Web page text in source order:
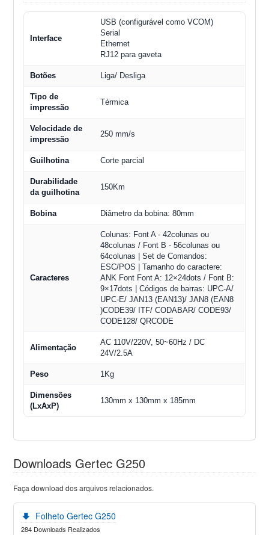
Interface
USB (configurável como VCOM)
Serial
Ethernet
RJ12 para gaveta
Botões Liga/ Desliga
Tipo de
impressão
Térmica
Velocidade de
impressão
250 mm/s
Guilhotina Corte parcial
Durabilidade
da guilhotina
150Km
Bobina Diâmetro da bobina: 80mm
Caracteres
Colunas: Font A - 42colunas ou
48colunas / Font B - 56colunas ou
64colunas | Set de Comandos:
ESC/POS | Tamanho do caractere:
ANK Font Font A: 12×24dots / Font B:
9×17dots | Códigos de barras: UPC-A/
UPC-E/ JAN13 (EAN13)/ JAN8 (EAN8
)CODE39/ ITF/ CODABAR/ CODE93/
CODE128/ QRCODE
Alimentação
AC 110V/220V, 50~60Hz / DC
24V/2.5A
Peso 1Kg
Dimensões
(LxAxP)
130mm x 130mm x 185mm
Downloads Gertec G250
Faça download dos arquivos relacionados.
Folheto Gertec G250
284 Downloads Realizados